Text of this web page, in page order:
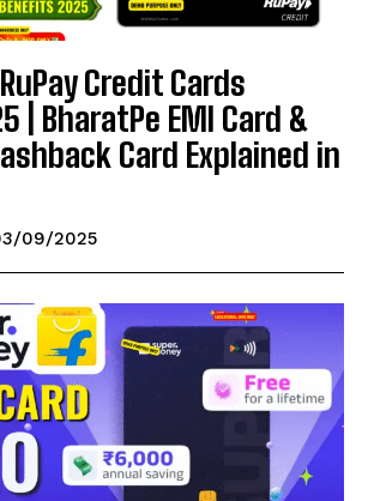
Credit Cards
| BharatPe EMI Card &
Card Explained in
09/2025